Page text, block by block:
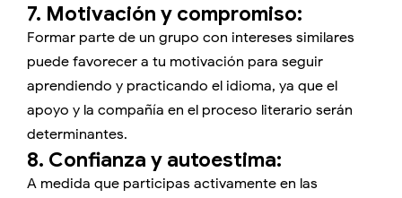
7. Motivación y compromiso:
Formar parte de un grupo con intereses similares
puede favorecer a tu motivación para seguir
aprendiendo y practicando el idioma, ya que el
apoyo y la compañía en el proceso literario serán
determinantes.
8. Confianza y autoestima:
A medida que participas activamente en las